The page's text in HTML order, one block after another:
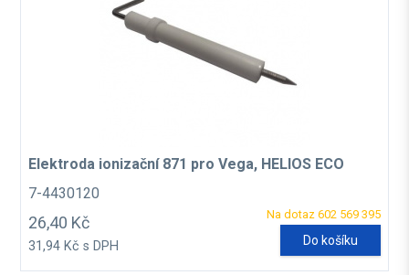
Elektroda ionizační 871 pro Vega, HELIOS ECO
7-4430120
Na dotaz 602 569 395
26,40 Kč
31,94 Kč s DPH Do košíku